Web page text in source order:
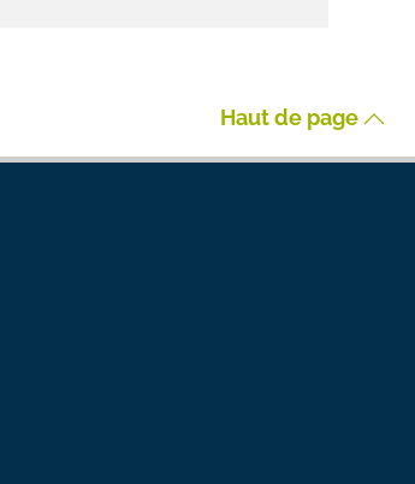
Haut de page